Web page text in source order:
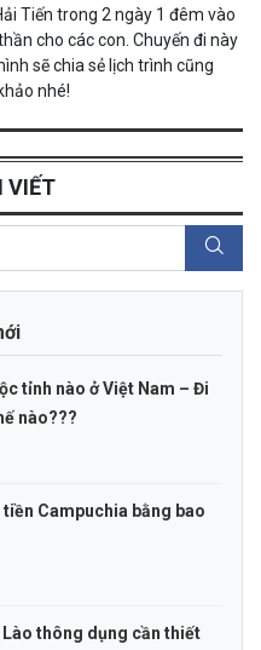
Tiến trong 2 ngày 1 đêm vào
cho các con. Chuyến đi này
sẽ chia sẻ lịch trình cũng
nhé!
VIẾT
tỉnh nào ở Việt Nam – Đi
nào???
tiền Campuchia bằng bao
thông dụng cần thiết